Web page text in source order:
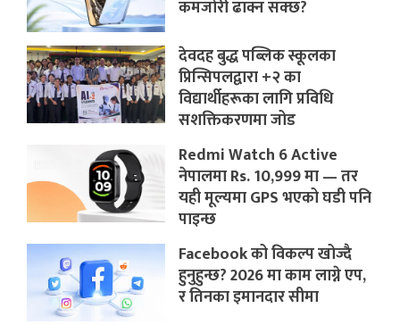
कमजोरी ढाक्न सक्छ?
देवदह बुद्ध पब्लिक स्कूलका
प्रिन्सिपलद्वारा +२ का
विद्यार्थीहरूका लागि प्रविधि
सशक्तिकरणमा जोड
Redmi Watch 6 Active
नेपालमा Rs. 10,999 मा — तर
यही मूल्यमा GPS भएको घडी पनि
पाइन्छ
Facebook को विकल्प खोज्दै
हुनुहुन्छ? 2026 मा काम लाग्ने एप,
र तिनका इमानदार सीमा